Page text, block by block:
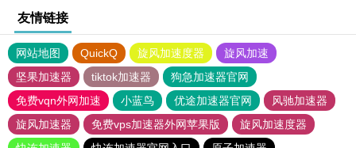
友情链接
网站地图 QuickQ 旋风加速度器
旋风加速
坚果加速器
tiktok加速器
狗急加速器官网
免费vqn外网加速
小蓝鸟 优途加速器官网
风驰加速器
旋风加速器
免费vps加速器外网苹果版
旋风加速度器